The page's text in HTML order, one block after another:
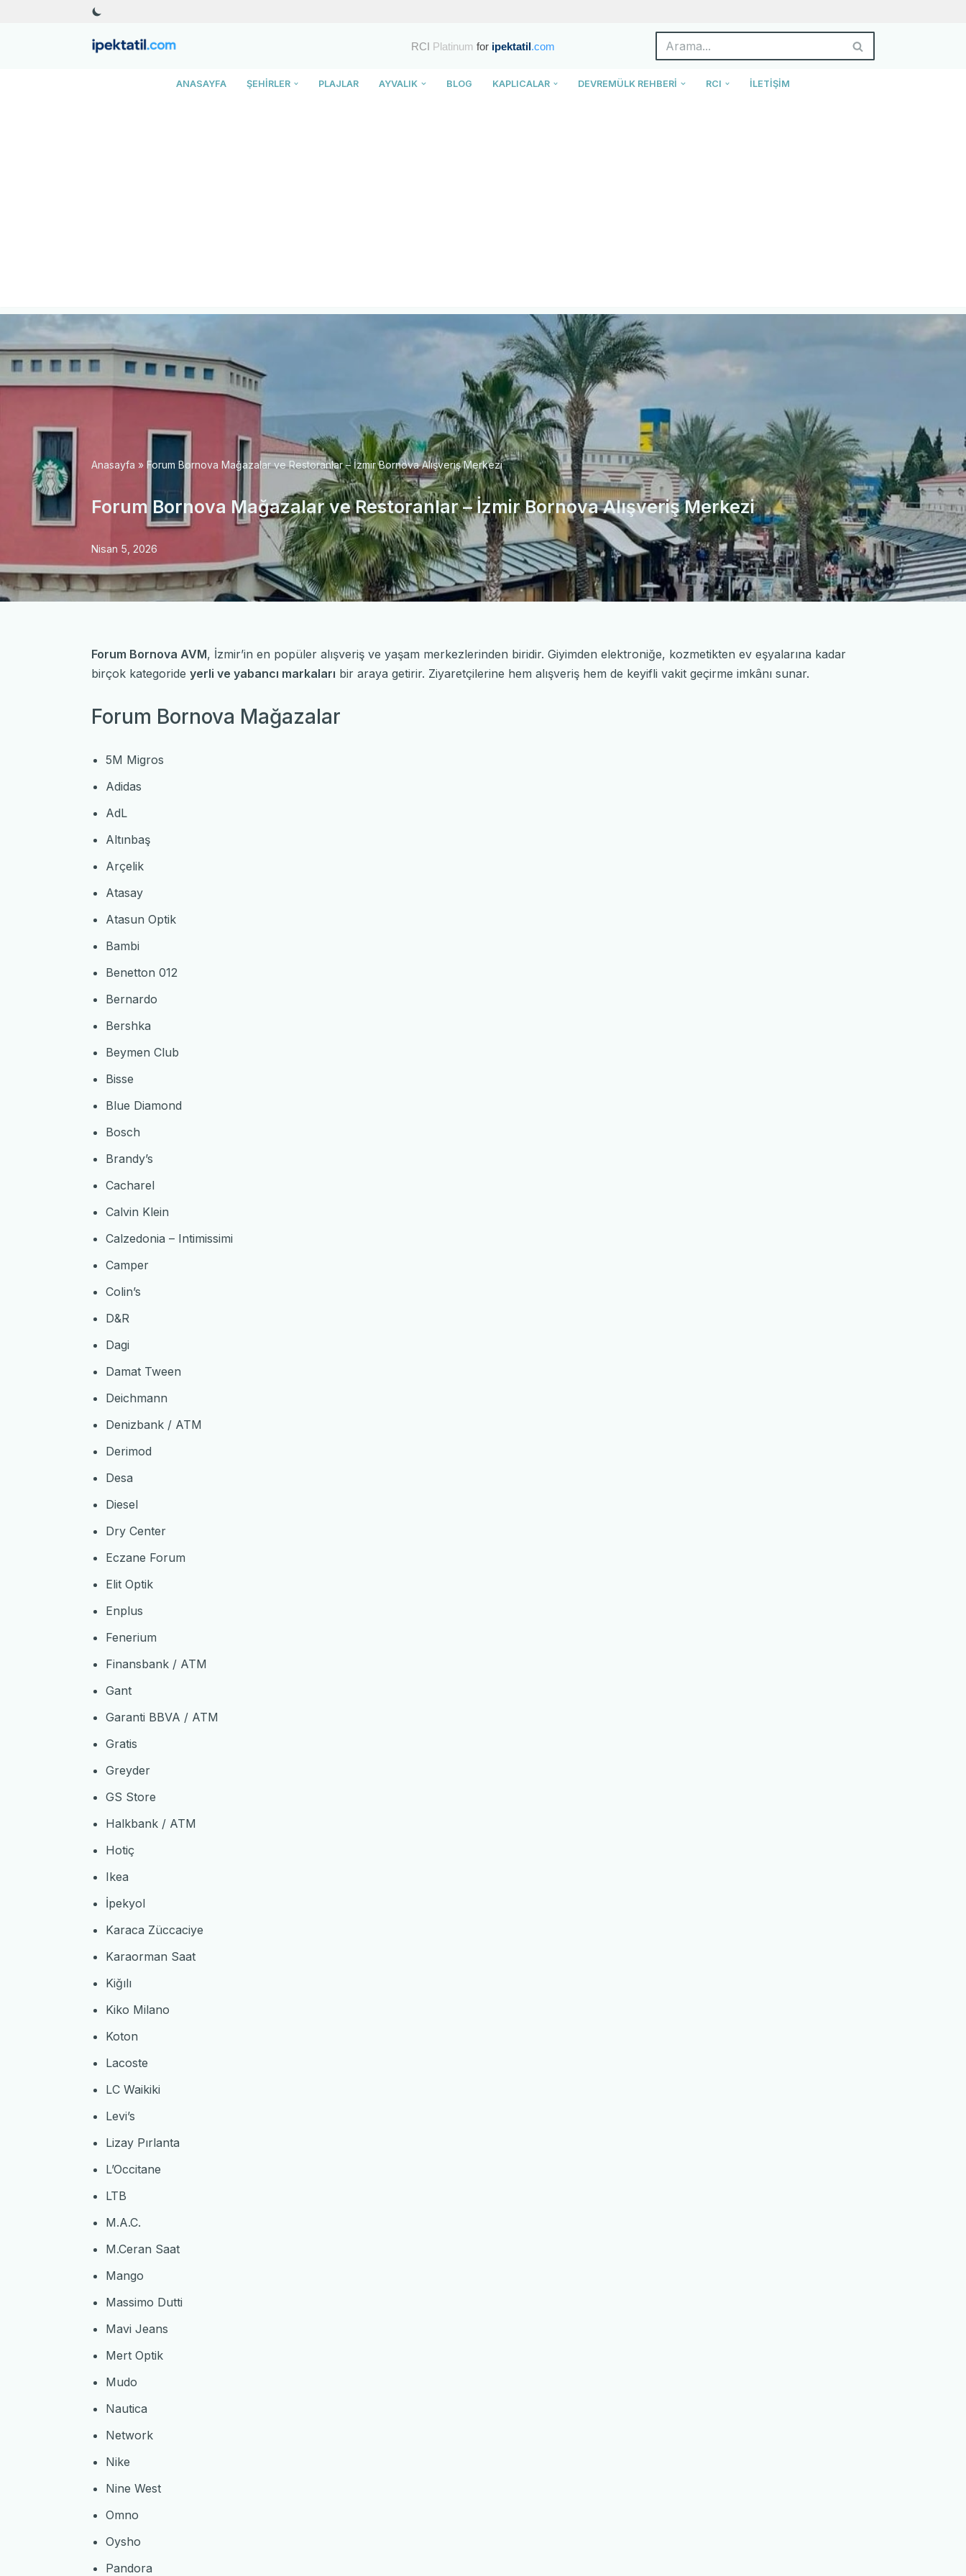
RCI Platinum for ipektatil.com
ANASAYFA ŞEHIRLER PLAJLAR AYVALIK BLOG KAPLICALAR DEVREMÜLK REHBERI RCI İLETIŞIM
Anasayfa » Forum Bornova Mağazalar ve Restoranlar – İzmir Bornova Alışveriş Merkezi
Forum Bornova Mağazalar ve Restoranlar – İzmir Bornova Alışveriş Merkezi
Nisan 5, 2026
Forum Bornova AVM, İzmir’in en popüler alışveriş ve yaşam merkezlerinden biridir. Giyimden elektroniğe, kozmetikten ev eşyalarına kadar
birçok kategoride yerli ve yabancı markaları bir araya getirir. Ziyaretçilerine hem alışveriş hem de keyifli vakit geçirme imkânı sunar.
Forum Bornova Mağazalar
5M Migros
Adidas
AdL
Altınbaş
Arçelik
Atasay
Atasun Optik
Bambi
Benetton 012
Bernardo
Bershka
Beymen Club
Bisse
Blue Diamond
Bosch
Brandy’s
Cacharel
Calvin Klein
Calzedonia – Intimissimi
Camper
Colin’s
D&R
Dagi
Damat Tween
Deichmann
Denizbank / ATM
Derimod
Desa
Diesel
Dry Center
Eczane Forum
Elit Optik
Enplus
Fenerium
Finansbank / ATM
Gant
Garanti BBVA / ATM
Gratis
Greyder
GS Store
Halkbank / ATM
Hotiç
Ikea
İpekyol
Karaca Züccaciye
Karaorman Saat
Kiğılı
Kiko Milano
Koton
Lacoste
LC Waikiki
Levi’s
Lizay Pırlanta
L’Occitane
LTB
M.A.C.
M.Ceran Saat
Mango
Massimo Dutti
Mavi Jeans
Mert Optik
Mudo
Nautica
Network
Nike
Nine West
Omno
Oysho
Pandora